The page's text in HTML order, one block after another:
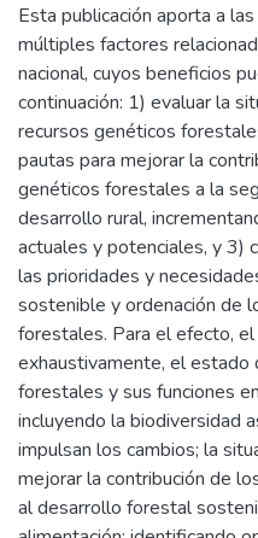
Esta publicación aporta a
múltiples factores
nacional, cuyos beneficios
continuación: 1) evaluar la
recursos genéticos
pautas para mejorar la
genéticos forestales a la
desarrollo rural,
actuales y potenciales, y 3)
las prioridades y
sostenible y ordenación de
forestales. Para el efecto,
exhaustivamente, el estado
forestales y sus funciones
incluyendo la biodiversidad
impulsan los cambios; la
mejorar la contribución de
al desarrollo forestal